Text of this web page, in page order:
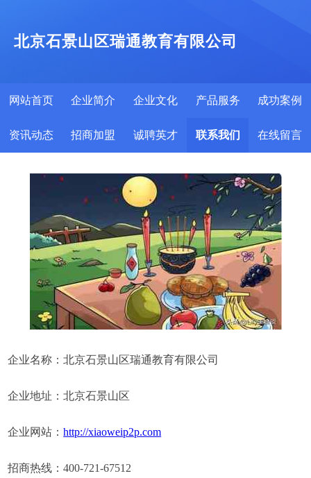
北京石景山区瑞通教育有限公司
网站首页 企业简介 企业文化 产品服务 成功案例
资讯动态 招商加盟 诚聘英才 联系我们 在线留言
企业名称：北京石景山区瑞通教育有限公司
企业地址：北京石景山区
企业网站：http://xiaoweip2p.com
招商热线：400-721-67512